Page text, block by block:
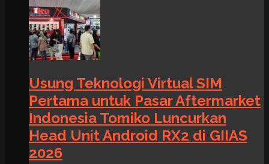
Usung Teknologi Virtual SIM
Pertama untuk Pasar Aftermarket
Indonesia Tomiko Luncurkan
Head Unit Android RX2 di GIIAS
2026